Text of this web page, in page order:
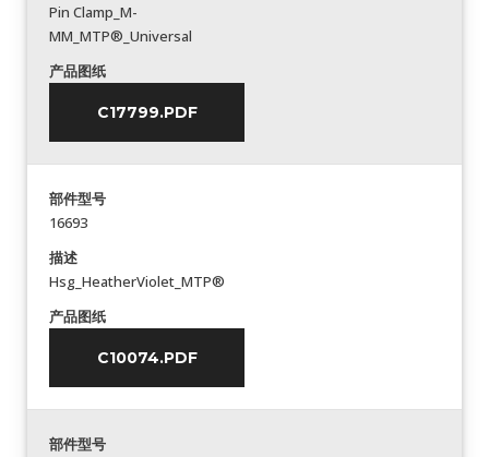
Pin Clamp_M-
MM_MTP®_Universal
产品图纸
C17799.PDF
部件型号
16693
描述
Hsg_HeatherViolet_MTP®
产品图纸
C10074.PDF
部件型号